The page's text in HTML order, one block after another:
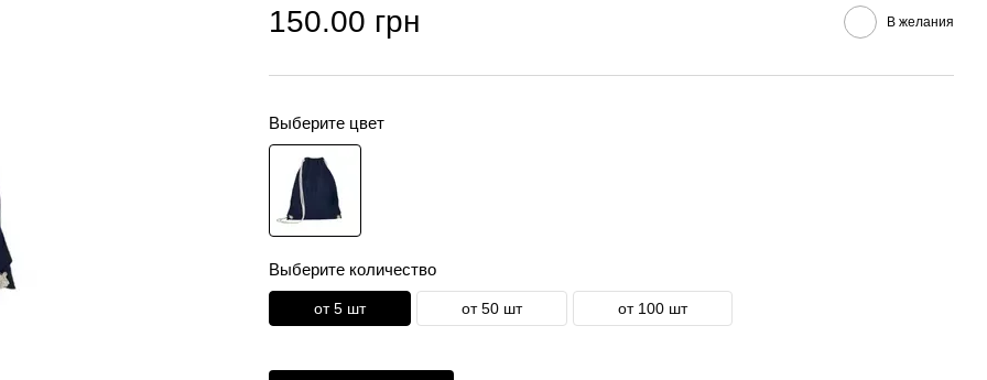
150.00 грн В желания
Выберите цвет
Выберите количество
от 5 шт от 50 шт от 100 шт